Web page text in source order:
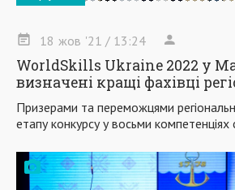
18 жов '21 / 13:24
WorldSkills Ukraine 2022 у
визначені кращі фахівці
Призерами та переможцями
етапу конкурсу у восьми